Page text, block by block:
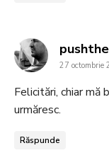
27 octombrie
Felicitări, chiar mă
urmăresc.
Răspunde